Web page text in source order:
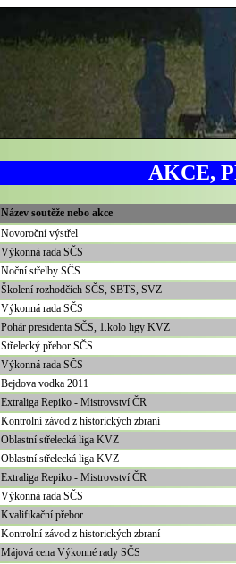
AKCE,
Název soutěže nebo akce
Novoroční výstřel
Výkonná rada SČS
Noční střelby SČS
Školení rozhodčích SČS, SBTS, SVZ
Výkonná rada SČS
Pohár presidenta SČS, 1.kolo ligy KVZ
Střelecký přebor SČS
Výkonná rada SČS
Bejdova vodka 2011
Extraliga Repiko - Mistrovství ČR
Kontrolní závod z historických zbraní
Oblastní střelecká liga KVZ
Oblastní střelecká liga KVZ
Extraliga Repiko - Mistrovství ČR
Výkonná rada SČS
Kvalifikační přebor
Kontrolní závod z historických zbraní
Májová cena Výkonné rady SČS